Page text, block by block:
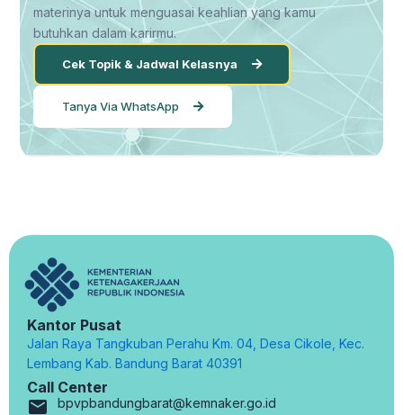
materinya untuk menguasai keahlian yang kamu
butuhkan dalam karirmu.
Cek Topik & Jadwal Kelasnya
Tanya Via WhatsApp
Kantor Pusat
Jalan Raya Tangkuban Perahu Km. 04, Desa Cikole, Kec.
Lembang Kab. Bandung Barat 40391
Call Center
bpvpbandungbarat@kemnaker.go.id